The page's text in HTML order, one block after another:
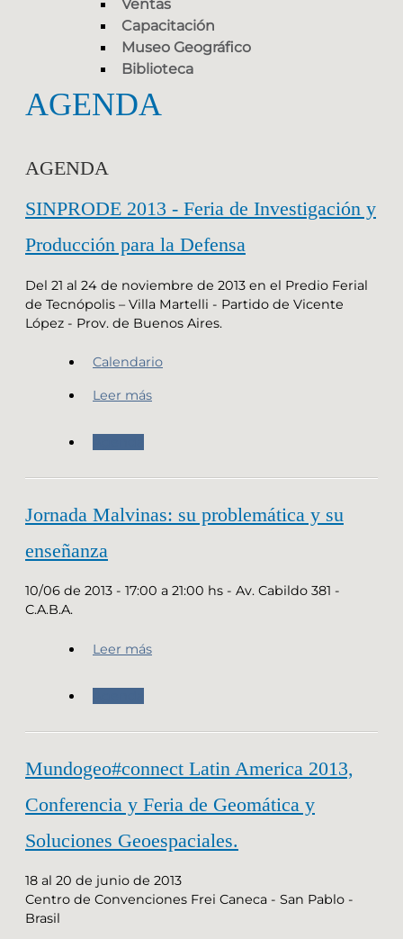
Ventas
Capacitación
Museo Geográfico
Biblioteca
AGENDA
AGENDA
SINPRODE 2013 - Feria de Investigación y
Producción para la Defensa
Del 21 al 24 de noviembre de 2013 en el Predio Ferial
de Tecnópolis – Villa Martelli - Partido de Vicente
López - Prov. de Buenos Aires.
Calendario
Leer más
Jornada Malvinas: su problemática y su
enseñanza
10/06 de 2013 - 17:00 a 21:00 hs - Av. Cabildo 381 -
C.A.B.A.
Leer más
Mundogeo#connect Latin America 2013,
Conferencia y Feria de Geomática y
Soluciones Geoespaciales.
18 al 20 de junio de 2013
Centro de Convenciones Frei Caneca - San Pablo -
Brasil